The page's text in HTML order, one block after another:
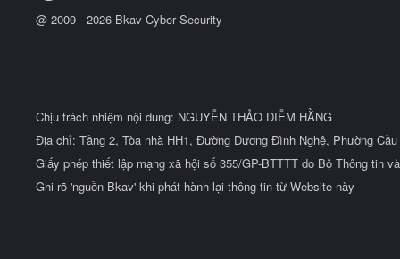
@ 2009 - 2026 Bkav Cyber Security
Chịu trách nhiệm nội dung: NGUYỄN THẢO DIỄM HẰNG
Địa chỉ: Tầng 2, Tòa nhà HH1, Đường Dương Đình Nghệ, Phường
Giấy phép thiết lập mạng xã hội số 355/GP-BTTTT do Bộ Thông tin
Ghi rõ 'nguồn Bkav' khi phát hành lại thông tin từ Website này